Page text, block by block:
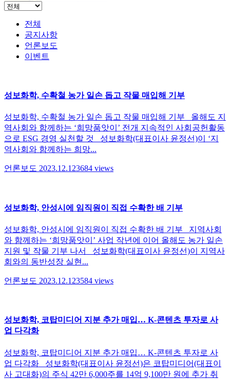
전체
공지사항
언론보도
이벤트
성보화학, 수확철 농가 일손 돕고 작물 매입해 기부
성보화학, 수확철 농가 일손 돕고 작물 매입해 기부 올해도 지
역사회와 함께하는 ‘희망품앗이’ 전개 지속적인 사회공헌활동
으로 ESG 경영 실천할 것 성보화학(대표이사 윤정선)이 ‘지
역사회와 함께하는 희망...
언론보도 2023.12.123684 views
성보화학, 안성시에 임직원이 직접 수확한 배 기부
성보화학, 안성시에 임직원이 직접 수확한 배 기부 지역사회
와 함께하는 ‘희망품앗이’ 사업 작년에 이어 올해도 농가 일손
지원 및 작물 기부 나서 성보화학(대표이사 윤정선)이 지역사
회와의 동반성장 실현...
언론보도 2023.12.123584 views
성보화학, 코탑미디어 지분 추가 매입… K-콘텐츠 투자로 사
업 다각화
성보화학, 코탑미디어 지분 추가 매입… K-콘텐츠 투자로 사
업 다각화 성보화학(대표이사 윤정선)은 코탑미디어(대표이
사 고대화)의 주식 42만 6,000주를 14억 9,100만 원에 추가 취